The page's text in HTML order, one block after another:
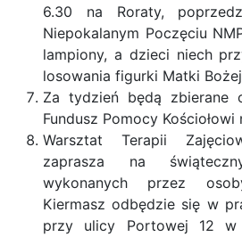
6.30 na Roraty,
Niepokalanym Poczęciu
lampiony, a dzieci niech
losowania figurki Matki
Za tydzień będą zbierane
Fundusz Pomocy Kościołowi
Warsztat Terapii
zaprasza na
wykonanych przez
Kiermasz odbędzie się w
przy ulicy Portowej 12